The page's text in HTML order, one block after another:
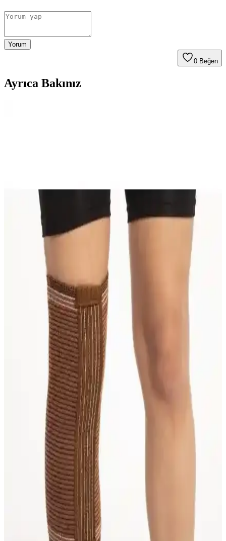
Yorum
0 Beğen
Ayrıca Bakınız
Lyon Deve Tüyü Dizlik Çift 37-40 cm: Diz Destek ve
Konfor İçin Yüksek Kalite Çözüm
Yüksek kaliteli malzemeden üretilmiş, sıcak tutan ve antibakteriyel
özellikleriyle dizinizi destekleyen Lyon Deve Tüyü Dizlik Çiftini
kullanarak hareket özgürlüğünüzü artırın.
Morsa Cyberg Patella Destekli Neopren Dizlik: Diz
Sağlığı İçin Güvenilir ve Konforlu Çözüm
Yüksek kaliteli neopren malzemeden üretilmiş, patella desteği ve
hava gözenekleriyle konfor sunan bu dizlik, diz ağrılarını hafifletir
ve günlük yaşamda rahatlık sağlar.
Deep Fleksible Balenli Patella Destekli Dizlik: Diz
Sağlığı ve Hareket Özgürlüğü İçin İnceleme
Deep Fleksible balenli patella destekli dizlik, diz stabilitesi ve konfor
sağlayarak ağrıları hafifletir, spor ve günlük kullanım için ideal bir
destek ürünüdür.
Flexy Medical Yün Dizlikler Karşılaştırması:
Malzeme, Konfor ve Kullanıcı Yorumları
İki farklı Flexy Medical yün dizlik ürününü malzeme, konfor ve
kullanıcı geri bildirimleriyle karşılaştırıyoruz. Hangi dizlik daha
uygun ve dayanıklı, detaylar burada.
Deve Tüyü Yün Dizlikleri Karşılaştırması: Katmirra
ve S&D Ürünlerinin Özellikleri ve Kullanıcı
Yorumları
İki deve tüyü yün dizlik ürününü detaylı karşılaştırıyoruz. Malzeme,
kullanım deneyimi ve dayanıklılık gibi kriterlerle ürünlerin avantaj
ve dezavantajlarını keşfedin.